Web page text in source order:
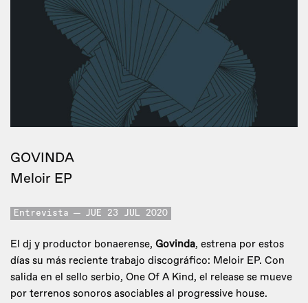
GOVINDA
Meloir EP
Entrevista JUE 23 JUL 2020
El dj y productor bonaerense, Govinda, estrena por estos
días su más reciente trabajo discográfico: Meloir EP. Con
salida en el sello serbio, One Of A Kind, el release se mueve
por terrenos sonoros asociables al progressive house.